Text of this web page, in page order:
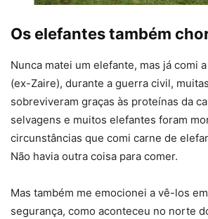
Os elefantes também
Nunca matei um elefante, mas já comi
(ex-Zaire), durante a guerra civil,
sobreviveram graças às proteínas da
selvagens e muitos elefantes foram
circunstâncias que comi carne de
Não havia outra coisa para comer.
Mas também me emocionei a vê-los
segurança, como aconteceu no norte